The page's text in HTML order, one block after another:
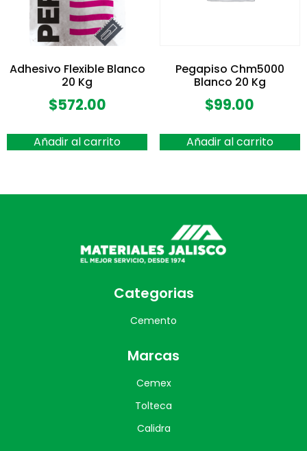
Adhesivo Flexible Blanco
20 Kg
$572.00
Añadir al carrito
Pegapiso Chm5000
Blanco 20 Kg
$99.00
Añadir al carrito
Categorias
Cemento
Marcas
Cemex
Tolteca
Calidra